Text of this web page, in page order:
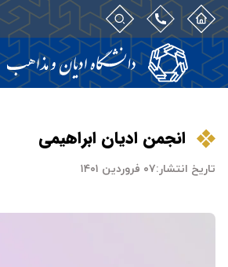
انجمن ادیان ابراهیمی
تاریخ انتشار:۰۷ فروردین ۱۴۰۱